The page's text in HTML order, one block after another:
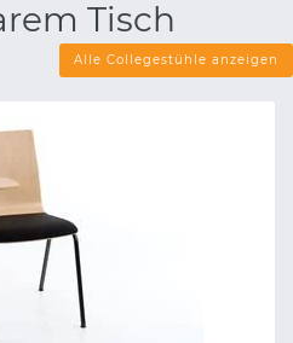
Tisch
Alle Collegestühle anzeigen